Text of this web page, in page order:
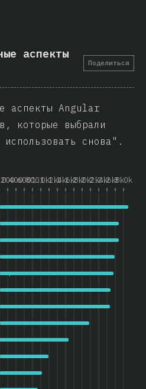
аспекты
Поделиться
аспекты Angular
которые выбрали
снова".
2004006008001.0k1.2k
1.4k1.6k1.8k2.0k2.2k2.4k2.6k2.8k
3.0k